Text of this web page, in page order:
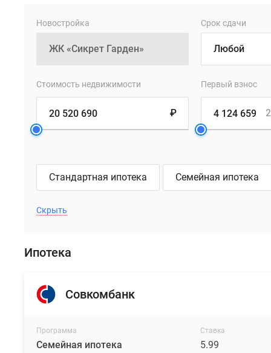
Москва-
Удобство
доступности
гарантирует
удобный
выезд
станции
и
расположенные
минутах
ходьбы.
Новостройка Срок сдачи
Стоимость недвижимости
₽
Первый взнос
Стандартная ипотека Семейная ипотека
Скрыть
Ипотека
Совкомбанк
Программа
Семейная ипотека
Ставка
5.99